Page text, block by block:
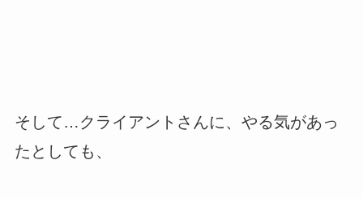
そして…クライアントさんに、やる気があっ
たとしても、